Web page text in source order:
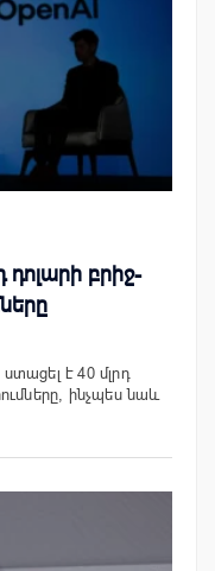
դոլարի բրիջ-
է 40 մլրդ
ինչպես նաև